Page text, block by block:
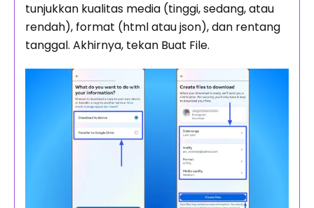
tunjukkan kualitas media (tinggi, sedang, atau
rendah), format (html atau json), dan rentang
tanggal. Akhirnya, tekan Buat File.